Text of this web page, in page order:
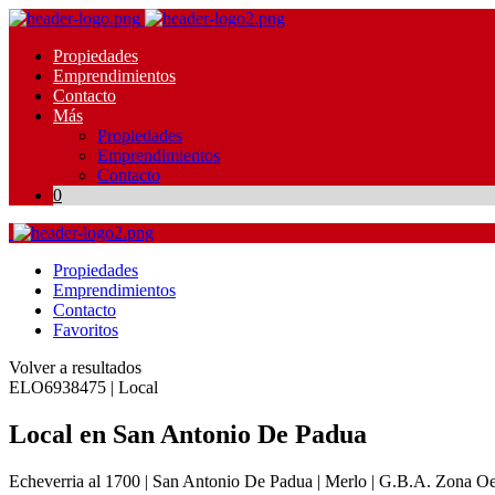
Propiedades
Emprendimientos
Contacto
Más
Propiedades
Emprendimientos
Contacto
0
Propiedades
Emprendimientos
Contacto
Favoritos
Volver a resultados
ELO6938475 | Local
Local en San Antonio De Padua
Echeverria al 1700 | San Antonio De Padua | Merlo | G.B.A. Zona